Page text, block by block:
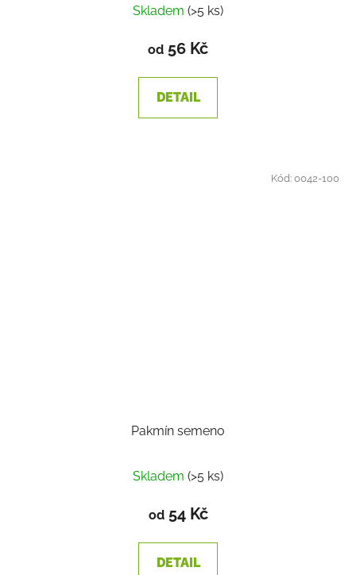
Skladem (>5 ks)
od 56 Kč
DETAIL
Pakmín semeno
Skladem (>5 ks)
od54 Kč
DETAIL
Kód:0042-100